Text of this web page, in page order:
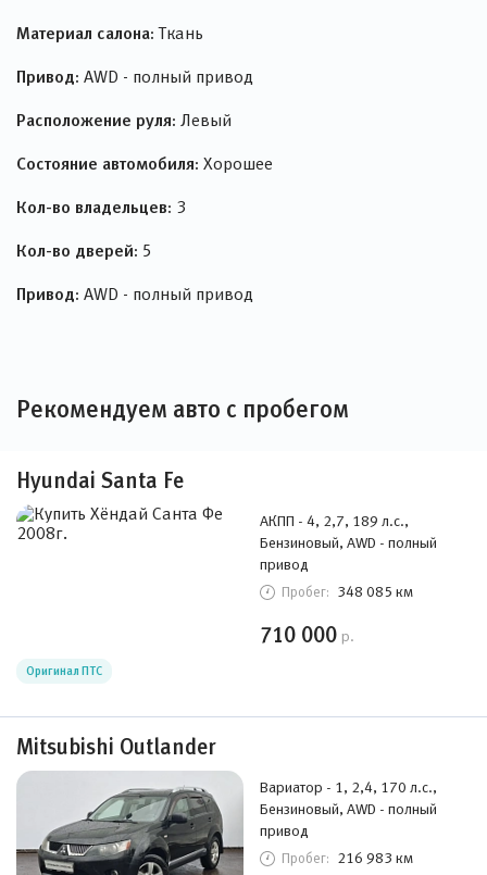
Материал салона: Ткань
Привод: AWD - полный привод
Расположение руля: Левый
Состояние автомобиля: Хорошее
Кол-во владельцев: 3
Кол-во дверей: 5
Привод: AWD - полный привод
Рекомендуем авто с пробегом
Hyundai Santa Fe
АКПП - 4, 2,7, 189 л.с.,
Бензиновый, AWD - полный
привод
Пробег: 348 085 км
710 000 р.
Оригинал ПТС
Mitsubishi Outlander
Вариатор - 1, 2,4, 170 л.с.,
Бензиновый, AWD - полный
привод
Пробег: 216 983 км